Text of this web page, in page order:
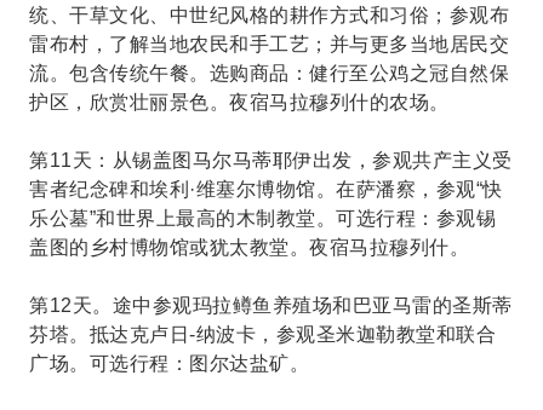
统、干草文化、中世纪风格的耕作方式和习俗；参观布
雷布村，了解当地农民和手工艺；并与更多当地居民交
流。包含传统午餐。选购商品：健行至公鸡之冠自然保
护区，欣赏壮丽景色。夜宿马拉穆列什的农场。
第11天：从锡盖图马尔马蒂耶伊出发，参观共产主义受
害者纪念碑和埃利·维塞尔博物馆。在萨潘察，参观“快
乐公墓”和世界上最高的木制教堂。可选行程：参观锡
盖图的乡村博物馆或犹太教堂。夜宿马拉穆列什。
第12天。途中参观玛拉鳟鱼养殖场和巴亚马雷的圣斯蒂
芬塔。抵达克卢日-纳波卡，参观圣米迦勒教堂和联合
广场。可选行程：图尔达盐矿。